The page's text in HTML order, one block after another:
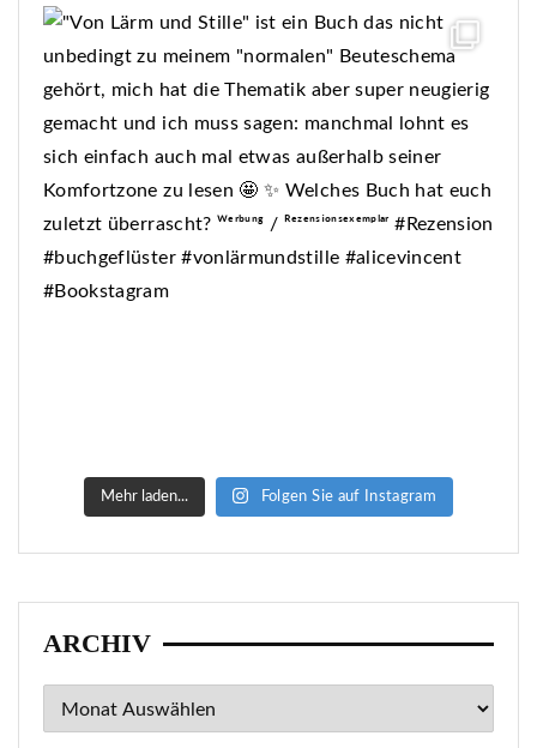
Mehr laden... Folgen Sie auf Instagram
ARCHIV
Archiv